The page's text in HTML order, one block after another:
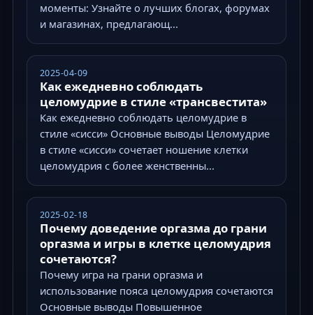
моменты: Узнайте о лучших блогах, форумах
и магазинах, предлагающ...
2025-04-09
Как ежедневно соблюдать
целомудрие в стиле «трансвестита»
Как ежедневно соблюдать целомудрие в
стиле «сисси» Основные выводы Целомудрие
в стиле «сисси» сочетает ношение клетки
целомудрия с более женственны...
2025-02-18
Почему доведение оргазма до грани
оргазма и игры в клетке целомудрия
сочетаются?
Почему игра на грани оргазма и
использование пояса целомудрия сочетаются
Основные выводы Повышенное